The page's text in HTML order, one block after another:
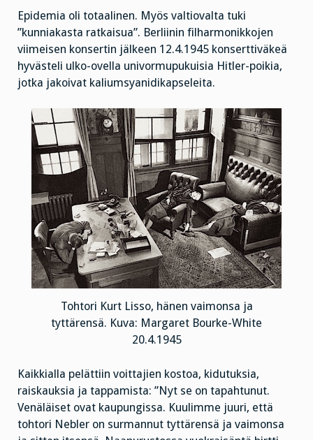
Epidemia oli totaalinen. Myös valtiovalta tuki
”kunniakasta ratkaisua”. Berliinin filharmonikkojen
viimeisen konsertin jälkeen 12.4.1945 konserttiväkeä
hyvästeli ulko-ovella univormupukuisia Hitler-poikia,
jotka jakoivat kaliumsyanidikapseleita.
Tohtori Kurt Lisso, hänen vaimonsa ja
tyttärensä. Kuva: Margaret Bourke-White
20.4.1945
Kaikkialla pelättiin voittajien kostoa, kidutuksia,
raiskauksia ja tappamista: ”Nyt se on tapahtunut.
Venäläiset ovat kaupungissa. Kuulimme juuri, että
tohtori Nebler on surmannut tyttärensä ja vaimonsa